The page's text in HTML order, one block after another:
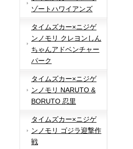
ゾートハワイアンズ
タイムズカー×ニジゲ
ンノモリ クレヨンしん
ちゃんアドベンチャー
パーク
タイムズカー×ニジゲ
ンノモリ NARUTO &
BORUTO 忍里
タイムズカー×ニジゲ
ンノモリ ゴジラ迎撃作
戦